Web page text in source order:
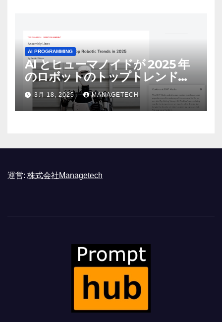
AI PROGRAMMING
AI とヒューマノイドが 2025 年
のロボットのトップトレンドに |
ASSEMBLY
3月 18, 2025 MANAGETECH
運営: 株式会社Managetech